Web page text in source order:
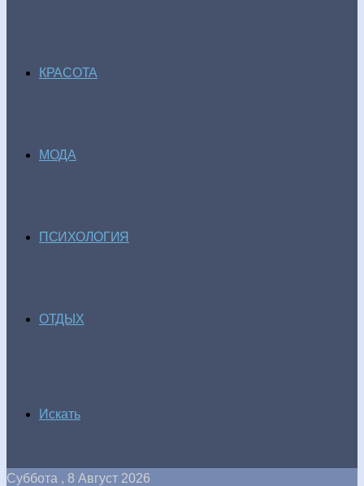
КРАСОТА
МОДА
ПСИХОЛОГИЯ
ОТДЫХ
Искать
Суббота , 8 Август 2026